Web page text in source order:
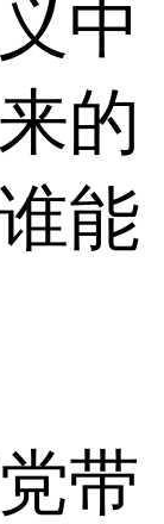
中
的
能
带